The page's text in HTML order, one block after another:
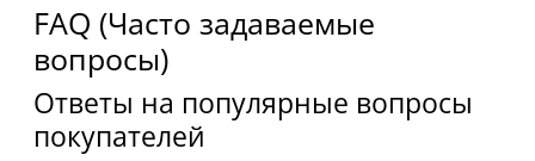
FAQ (Часто задаваемые
вопросы)
Ответы на популярные вопросы
покупателей